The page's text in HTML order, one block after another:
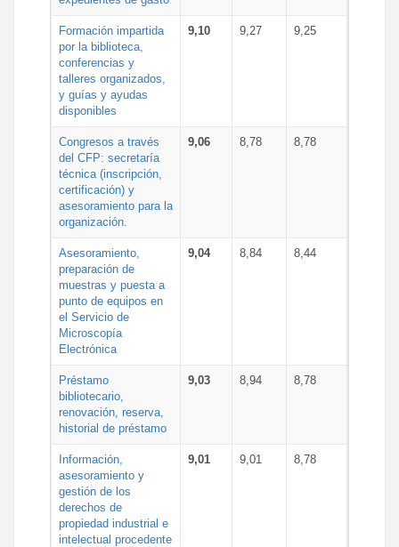
Formación impartida
por la biblioteca,
conferencias y
talleres organizados,
y guías y ayudas
disponibles
9,10 9,27 9,25
Congresos a través
del CFP: secretaría
técnica (inscripción,
certificación) y
asesoramiento para la
organización.
9,06 8,78 8,78
Asesoramiento,
preparación de
muestras y puesta a
punto de equipos en
el Servicio de
Microscopía
Electrónica
9,04 8,84 8,44
Préstamo
bibliotecario,
renovación, reserva,
historial de préstamo
9,03 8,94 8,78
Información,
asesoramiento y
gestión de los
derechos de
propiedad industrial e
intelectual procedente
9,01 9,01 8,78